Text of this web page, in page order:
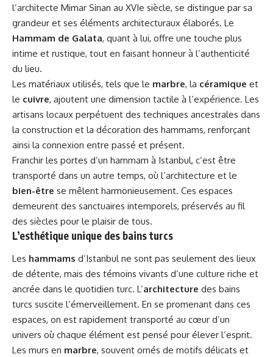
l’architecte Mimar Sinan au XVIe siècle, se distingue par sa
grandeur et ses éléments architecturaux élaborés. Le
Hammam de Galata, quant à lui, offre une touche plus
intime et rustique, tout en faisant honneur à l’authenticité
du lieu.
Les matériaux utilisés, tels que le marbre, la céramique et
le cuivre, ajoutent une dimension tactile à l’expérience. Les
artisans locaux perpétuent des techniques ancestrales dans
la construction et la décoration des hammams, renforçant
ainsi la connexion entre passé et présent.
Franchir les portes d’un hammam à Istanbul, c’est être
transporté dans un autre temps, où l’architecture et le
bien-être se mêlent harmonieusement. Ces espaces
demeurent des sanctuaires intemporels, préservés au fil
des siècles pour le plaisir de tous.
L’esthétique unique des bains turcs
Les hammams d’Istanbul ne sont pas seulement des lieux
de détente, mais des témoins vivants d’une culture riche et
ancrée dans le quotidien turc. L’architecture des bains
turcs suscite l’émerveillement. En se promenant dans ces
espaces, on est rapidement transporté au cœur d’un
univers où chaque élément est pensé pour élever l’esprit.
Les murs en marbre, souvent ornés de motifs délicats et